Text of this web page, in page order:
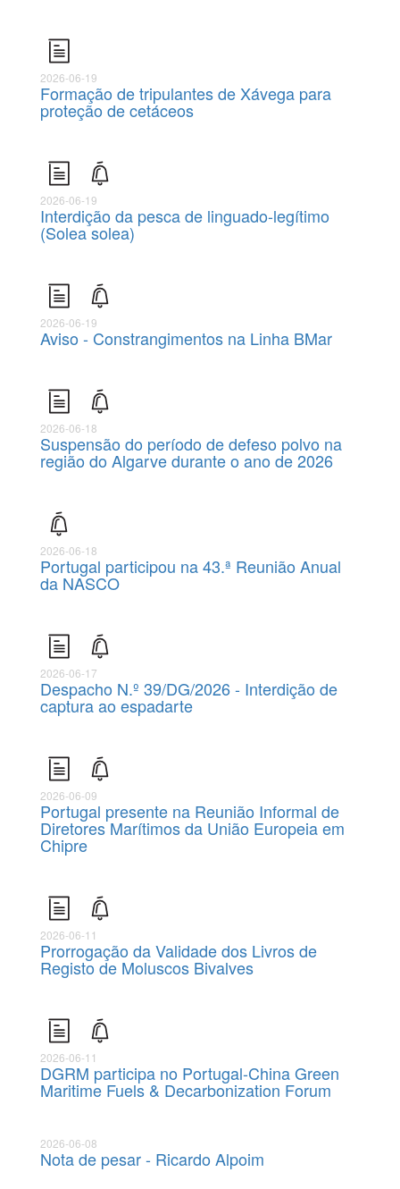
2026-06-19
Formação de tripulantes de Xávega para
proteção de cetáceos
2026-06-19
Interdição da pesca de linguado-legítimo
(Solea solea)
2026-06-19
Aviso - Constrangimentos na Linha BMar
2026-06-18
Suspensão do período de defeso polvo na
região do Algarve durante o ano de 2026
2026-06-18
Portugal participou na 43.ª Reunião Anual
da NASCO
2026-06-17
Despacho N.º 39/DG/2026 - Interdição de
captura ao espadarte
2026-06-09
Portugal presente na Reunião Informal de
Diretores Marítimos da União Europeia em
Chipre
2026-06-11
Prorrogação da Validade dos Livros de
Registo de Moluscos Bivalves
2026-06-11
DGRM participa no Portugal-China Green
Maritime Fuels & Decarbonization Forum
2026-06-08
Nota de pesar - Ricardo Alpoim